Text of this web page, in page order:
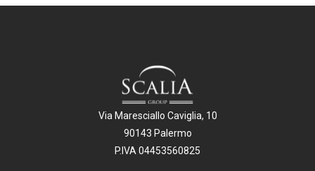
Via Maresciallo Caviglia, 10
90143 Palermo
P.IVA 04453560825